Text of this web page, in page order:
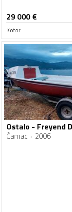
29 000€
Kotor
Čamac 2006